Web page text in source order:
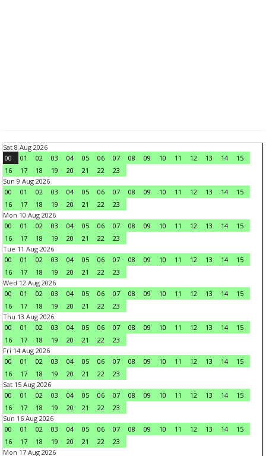
Sat 8 Aug 2026
00
01 02 03 04 05 06 07 08 09 10 11 12 13 14
15
16
17 18 19 20 21 22
23
Sun 9 Aug 2026
00
01 02 03 04 05 06 07 08 09 10 11 12 13 14
15
16
17 18 19 20 21 22
23
Mon 10 Aug 2026
00
01 02 03 04 05 06 07 08 09 10 11 12 13 14
15
16
17 18 19 20 21 22
23
Tue 11 Aug 2026
00
01 02 03 04 05 06 07 08 09 10 11 12 13 14
15
16
17 18 19 20 21 22
23
Wed 12 Aug 2026
00
01 02 03 04 05 06 07 08 09 10 11 12 13 14
15
16
17 18 19 20 21 22
23
Thu 13 Aug 2026
00
01 02 03 04 05 06 07 08 09 10 11 12 13 14
15
16
17 18 19 20 21 22
23
Fri 14 Aug 2026
00
01 02 03 04 05 06 07 08 09 10 11 12 13 14
15
16
17 18 19 20 21 22
23
Sat 15 Aug 2026
00
01 02 03 04 05 06 07 08 09 10 11 12 13 14
15
16
17 18 19 20 21 22
23
Sun 16 Aug 2026
00
01 02 03 04 05 06 07 08 09 10 11 12 13 14
15
16
17 18 19 20 21 22
23
Mon 17 Aug 2026